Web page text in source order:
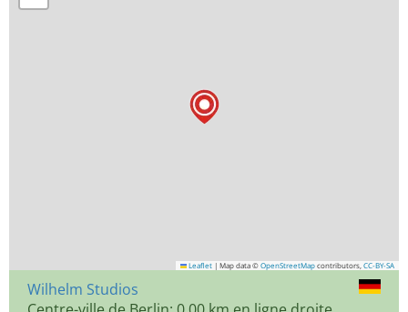
Leaflet | Map data © OpenStreetMap contributors, CC-BY-SA
Wilhelm Studios